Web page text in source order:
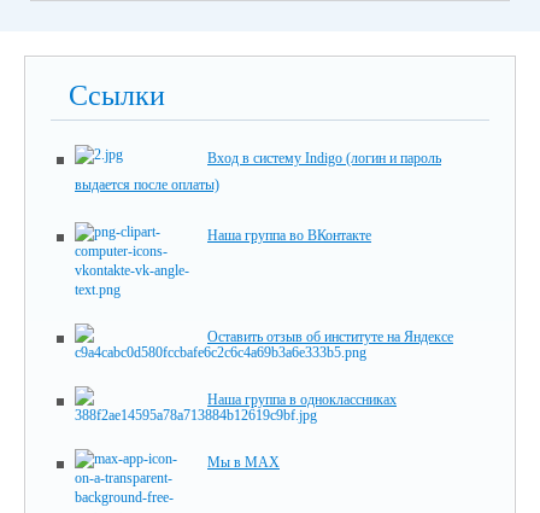
Ссылки
Вход в систему Indigo (логин и пароль
выдается после оплаты)
Наша группа во ВКонтакте
Оставить отзыв об институте на Яндексе
Наша группа в одноклассниках
Мы в MAX